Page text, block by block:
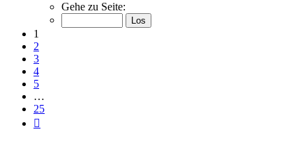
von
Gehe zu Seite:
1
2
3
4
5
…
25